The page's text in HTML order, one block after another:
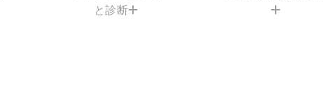
と診断